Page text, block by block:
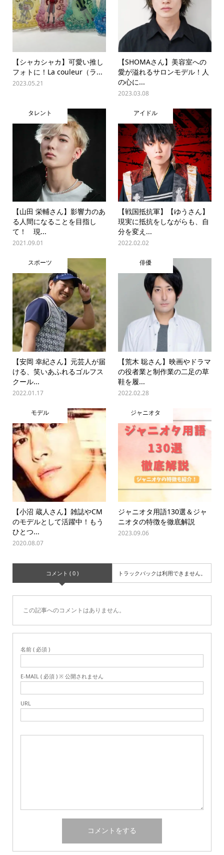
【シャカシャカ】可愛い推し
フォトに！La couleur（ラ...
2023.05.21
【SHOMAさん】美容室への
愛が溢れるサロンモデル！人
の心に...
2023.03.08
タレント
【山田 栄輔さん】影響力のあ
る人間になることを目指し
て！ 現...
2021.09.01
アイドル
【戦国抵抗軍】【ゆうさん】
現実に抵抗をしながらも、自
分を変え...
2022.02.02
スポーツ
【安岡 幸紀さん】元芸人が届
ける、笑いあふれるゴルフス
クール...
2022.01.17
俳優
【荒木 聡さん】映画やドラマ
の役者業と制作業の二足の草
鞋を履...
2022.02.28
モデル
【小沼 蔵人さん】雑誌やCM
のモデルとして活躍中！もう
ひとつ...
2020.08.07
ジャニオタ
ジャニオタ用語130選＆ジャ
ニオタの特徴を徹底解説
2023.09.06
コメント ( 0 ) トラックバックは利用できません。
この記事へのコメントはありません。
名前 ( 必須 )
E-MAIL ( 必須 ) ※ 公開されません
URL